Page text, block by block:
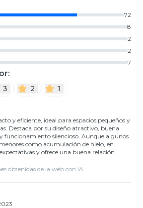
72
8
2
2
7
3 2 1
y eficiente, ideal para espacios pequeños y
Destaca por su diseño atractivo, buena
funcionamiento silencioso. Aunque algunos
como acumulación de hielo, en
y ofrece una buena relación
obtenidas de la web con IA